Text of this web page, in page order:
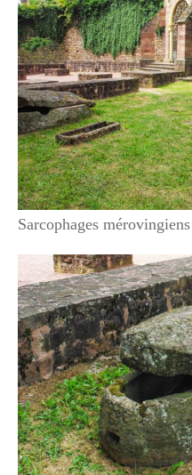
Sarcophages